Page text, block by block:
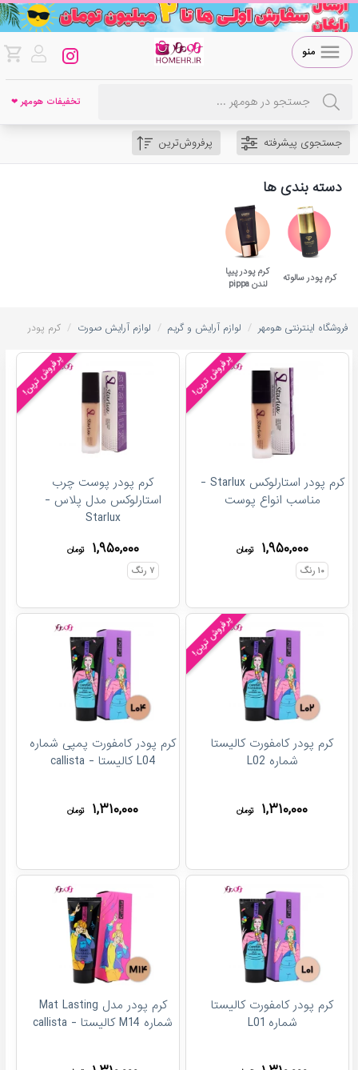
منو
تخفیفات هومهر ❤
جستجوی پیشرفته پرفروش‌ترین
دسته بندی ها
کرم پودر سالوته
کرم پودر پیپا
لندن pippa
فروشگاه اینترنتی هومهر / لوازم آرایش و گریم / لوازم آرایش صورت / کرم پودر
پرفروش ترین!
کرم پودر استارلوکس Starlux -
مناسب انواع پوست
۱,۹۵۰,۰۰۰
تومان
۱۰ رنگ
پرفروش ترین!
کرم پودر پوست چرب
استارلوکس مدل پلاس -
Starlux
۱,۹۵۰,۰۰۰
تومان
۷ رنگ
پرفروش ترین!
کرم پودر کامفورت کالیستا
شماره L02
۱,۳۱۰,۰۰۰ تومان
کرم پودر کامفورت پمپی شماره
L04 کالیستا - callista
۱,۳۱۰,۰۰۰ تومان
کرم پودر کامفورت کالیستا
شماره L01
کرم پودر مدل Mat Lasting
شماره M14 کالیستا - callista